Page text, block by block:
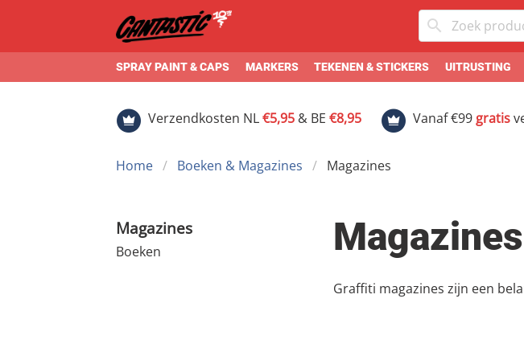
SPRAY PAINT & CAPS MARKERS TEKENEN & STICKERS UITRUSTING
Verzendkosten NL€5,95 & BE €8,95 Vanaf €99 gratis
Home Boeken & Magazines Magazines
Magazines
Boeken Magazines
Graffiti magazines zijn een
platform voor kunstenaars